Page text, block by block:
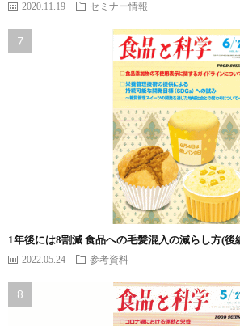
2020.11.19 セミナー情報
1年後には8割減 食品への毛髪混入の減らし方(後
2022.05.24 参考資料